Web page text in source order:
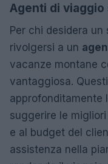
Agenti di viaggio
Per chi desidera un
rivolgersi a un
vacanze montane
vantaggiosa.
approfonditamente
suggerire le
e al budget del
assistenza nella